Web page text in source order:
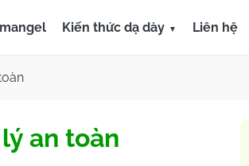
Kiến thức dạ dày Liên hệ
an toàn